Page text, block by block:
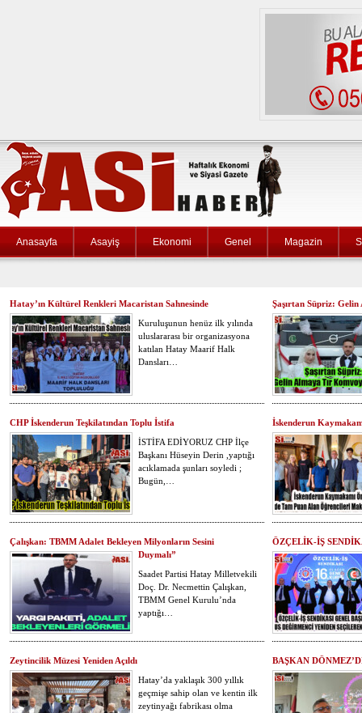
Anasayfa Asayiş Ekonomi Genel Magazin
Hatay’ın Kültürel Renkleri Macaristan Sahnesinde
Kuruluşunun henüz ilk yılında
uluslararası bir organizasyona
katılan Hatay Maarif Halk
Dansları…
Şaşırtan Süpriz:
CHP İskenderun Teşkilatından Toplu İstifa
İSTİFA EDİYORUZ CHP İlçe
Başkanı Hüseyin Derin ,yaptığı
acıklamada şunları soyledi ;
Bugün,…
İskenderun
Çalışkan: TBMM Adalet Bekleyen Milyonların Sesini
Duymalı”
Saadet Partisi Hatay Milletvekili
Doç. Dr. Necmettin Çalışkan,
TBMM Genel Kurulu’nda
yaptığı…
ÖZÇELİK-İŞ
Zeytincilik Müzesi Yeniden Açıldı
Hatay’da yaklaşık 300 yıllık
geçmişe sahip olan ve kentin ilk
zeytinyağı fabrikası olma
BAŞKAN